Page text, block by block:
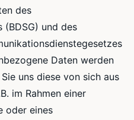
des
(BDSG) und des
Daten werden
uns diese von sich aus
im Rahmen einer
oder eines